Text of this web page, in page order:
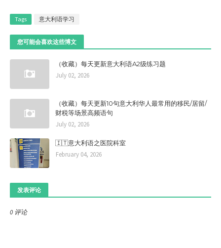
Tags 意大利语学习
您可能会喜欢这些博文
（收藏）每天更新意大利语A2级练习题
July 02, 2026
（收藏）每天更新10句意大利华人最常用的移民/居留/
财税等场景高频语句
July 02, 2026
🇮🇹意大利语之医院科室
February 04, 2026
发表评论
0 评论